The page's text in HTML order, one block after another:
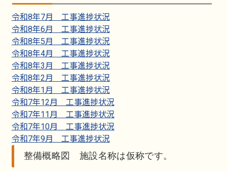
令和8年7月 工事進捗状況
令和8年6月 工事進捗状況
令和8年5月 工事進捗状況
令和8年4月 工事進捗状況
令和8年3月 工事進捗状況
令和8年2月 工事進捗状況
令和8年1月 工事進捗状況
令和7年12月 工事進捗状況
令和7年11月 工事進捗状況
令和7年10月 工事進捗状況
令和7年9月 工事進捗状況
整備概略図 施設名称は仮称です。